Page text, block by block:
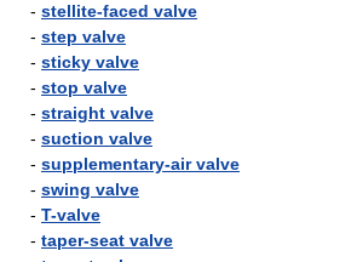
- stellite-faced valve
- step valve
- sticky valve
- stop valve
- straight valve
- suction valve
- supplementary-air valve
- swing valve
- T-valve
- taper-seat valve